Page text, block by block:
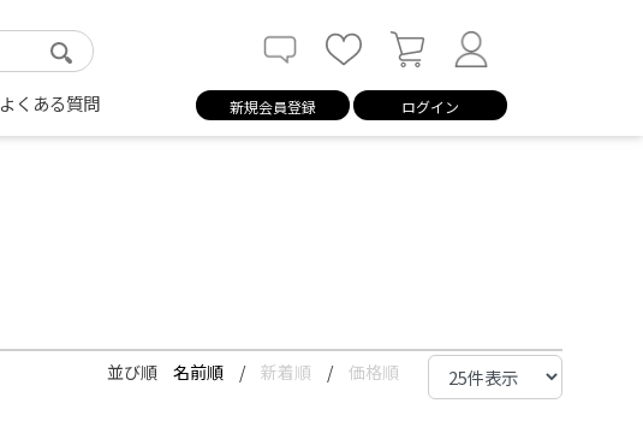
よくある質問 新規会員登録 ログイン
並び順 名前順 / 新着順 / 価格順